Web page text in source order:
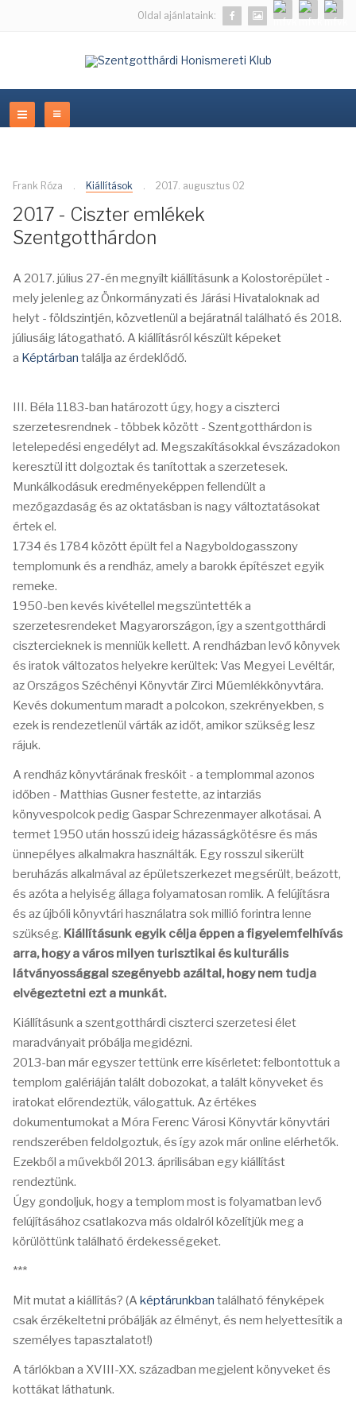
Oldal ajánlataink:
Frank Róza Kiállítások 2017. augusztus 02
2017 - Ciszter emlékek
Szentgotthárdon
A 2017. július 27-én megnyílt kiállításunk a Kolostorépület -
mely jelenleg az Önkormányzati és Járási Hivataloknak ad
helyt - földszintjén, közvetlenül a bejáratnál található és 2018.
júliusáig látogatható. A kiállításról készült képeket
a Képtárban találja az érdeklődő.
III. Béla 1183-ban határozott úgy, hogy a ciszterci
szerzetesrendnek - többek között - Szentgotthárdon is
letelepedési engedélyt ad. Megszakításokkal évszázadokon
keresztül itt dolgoztak és tanítottak a szerzetesek.
Munkálkodásuk eredményeképpen fellendült a
mezőgazdaság és az oktatásban is nagy változtatásokat
értek el.
1734 és 1784 között épült fel a Nagyboldogasszony
templomunk és a rendház, amely a barokk építészet egyik
remeke.
1950-ben kevés kivétellel megszüntették a
szerzetesrendeket Magyarországon, így a szentgotthárdi
cisztercieknek is menniük kellett. A rendházban levő könyvek
és iratok változatos helyekre kerültek: Vas Megyei Levéltár,
az Országos Széchényi Könyvtár Zirci Műemlékkönyvtára.
Kevés dokumentum maradt a polcokon, szekrényekben, s
ezek is rendezetlenül várták az időt, amikor szükség lesz
rájuk.
A rendház könyvtárának freskóit - a templommal azonos
időben - Matthias Gusner festette, az intarziás
könyvespolcok pedig Gaspar Schrezenmayer alkotásai. A
termet 1950 után hosszú ideig házasságkötésre és más
ünnepélyes alkalmakra használták. Egy rosszul sikerült
beruházás alkalmával az épületszerkezet megsérült, beázott,
és azóta a helyiség állaga folyamatosan romlik. A felújításra
és az újbóli könyvtári használatra sok millió forintra lenne
szükség. Kiállításunk egyik célja éppen a figyelemfelhívás
arra, hogy a város milyen turisztikai és kulturális
látványossággal szegényebb azáltal, hogy nem tudja
elvégeztetni ezt a munkát.
Kiállításunk a szentgotthárdi ciszterci szerzetesi élet
maradványait próbálja megidézni.
2013-ban már egyszer tettünk erre kísérletet: felbontottuk a
templom galériáján talált dobozokat, a talált könyveket és
iratokat előrendeztük, válogattuk. Az értékes
dokumentumokat a Móra Ferenc Városi Könyvtár könyvtári
rendszerében feldolgoztuk, és így azok már online elérhetők.
Ezekből a művekből 2013. áprilisában egy kiállítást
rendeztünk.
Úgy gondoljuk, hogy a templom most is folyamatban levő
felújításához csatlakozva más oldalról közelítjük meg a
körülöttünk található érdekességeket.
***
Mit mutat a kiállítás? (A képtárunkban található fényképek
csak érzékeltetni próbálják az élményt, és nem helyettesítik a
személyes tapasztalatot!)
A tárlókban a XVIII-XX. században megjelent könyveket és
kottákat láthatunk.